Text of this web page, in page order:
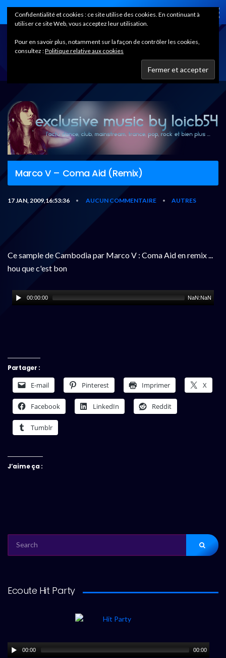
Home
Marco V – Coma Aid (Remix)
17 JAN, 2009,16:53:36 • AUCUN COMMENTAIRE • AUTRES
Ce sample de Cambodia par Marco V : Coma Aid en remix ...
hou que c'est bon
00:00:00 NaN:NaN
Partager :
E-mail Pinterest Imprimer X
Facebook LinkedIn Reddit
Tumblr
J’aime ça :
FOR:
Ecoute Hit Party
00:00 00:00
Confidentialité et cookies : ce site utilise des cookies. En continuant à
utiliser ce site Web, vous acceptez leur utilisation.
Pour en savoir plus, notamment sur la façon de contrôler les cookies,
consultez :Politique relative aux cookies